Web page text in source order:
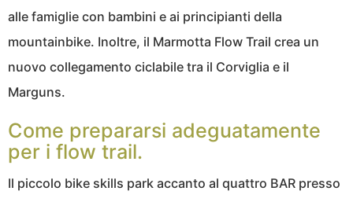
alle famiglie con bambini e ai principianti della
mountainbike. Inoltre, il Marmotta Flow Trail crea un
nuovo collegamento ciclabile tra il Corviglia e il
Marguns.
Come prepararsi adeguatamente
per i flow trail.
Il piccolo bike skills park accanto al quattro BAR presso